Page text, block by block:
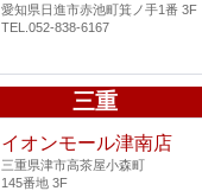
愛知県日進市赤池町箕ノ手1番 3F
TEL.052-838-6167
三重
イオンモール津南店
三重県津市高茶屋小森町
145番地 3F